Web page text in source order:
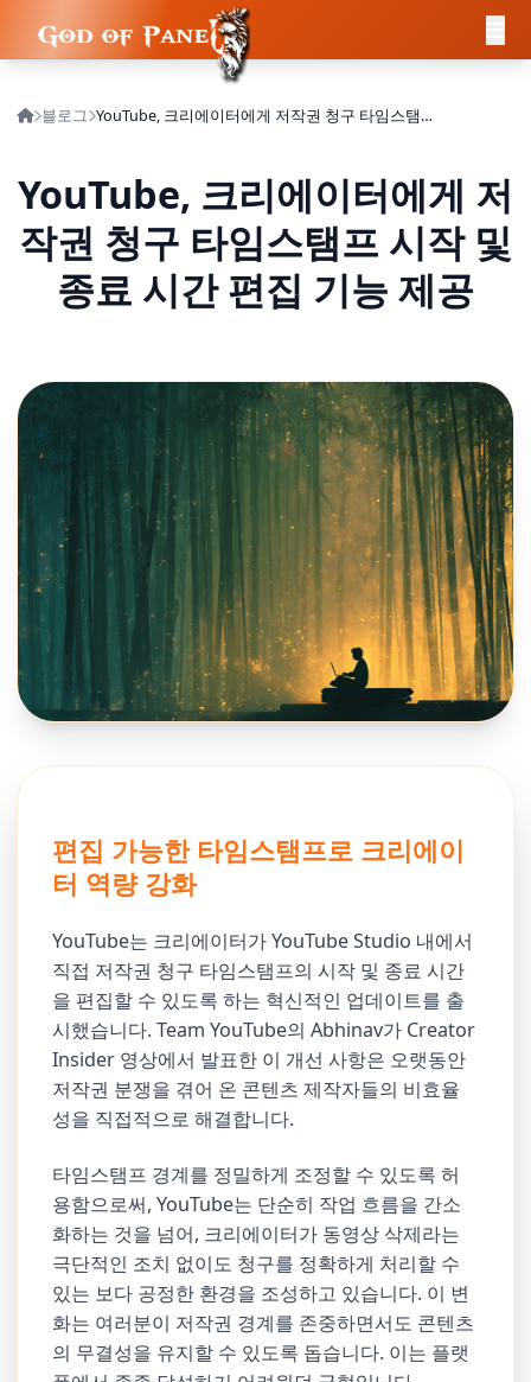
블로그 YouTube, 크리에이터에게 저작권 청구 타임스탬프 시작 및 종료 시간 편집 기능 제공
YouTube, 크리에이터에게 저
작권 청구 타임스탬프 시작 및
종료 시간 편집 기능 제공
편집 가능한 타임스탬프로 크리에이
터 역량 강화
YouTube는 크리에이터가 YouTube Studio 내에서
직접 저작권 청구 타임스탬프의 시작 및 종료 시간
을 편집할 수 있도록 하는 혁신적인 업데이트를 출
시했습니다. Team YouTube의 Abhinav가 Creator
Insider 영상에서 발표한 이 개선 사항은 오랫동안
저작권 분쟁을 겪어 온 콘텐츠 제작자들의 비효율
성을 직접적으로 해결합니다.
타임스탬프 경계를 정밀하게 조정할 수 있도록 허
용함으로써, YouTube는 단순히 작업 흐름을 간소
화하는 것을 넘어, 크리에이터가 동영상 삭제라는
극단적인 조치 없이도 청구를 정확하게 처리할 수
있는 보다 공정한 환경을 조성하고 있습니다. 이 변
화는 여러분이 저작권 경계를 존중하면서도 콘텐츠
의 무결성을 유지할 수 있도록 돕습니다. 이는 플랫